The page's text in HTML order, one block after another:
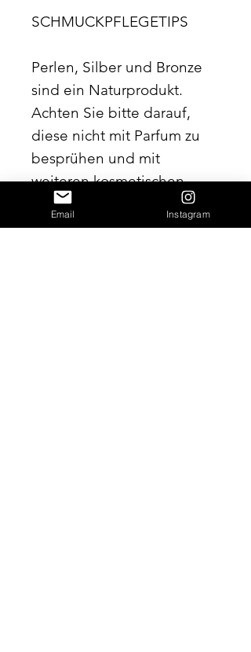
SCHMUCKPFLEGETIPS
Perlen, Silber und Bronze
sind ein Naturprodukt.
Achten Sie bitte darauf,
diese nicht mit Parfum zu
besprühen und mit
weiteren kosmetischen
Produkten in Berührung
kommen zu lassen. Reiben
Email Instagram